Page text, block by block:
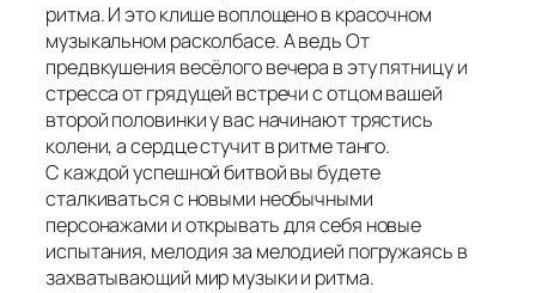
ритма. И это клише воплощено в красочном
музыкальном расколбасе. А ведь От
предвкушения весёлого вечера в эту пятницу и
стресса от грядущей встречи с отцом вашей
второй половинки у вас начинают трястись
колени, а сердце стучит в ритме танго.
С каждой успешной битвой вы будете
сталкиваться с новыми необычными
персонажами и открывать для себя новые
испытания, мелодия за мелодией погружаясь в
захватывающий мир музыки и ритма.